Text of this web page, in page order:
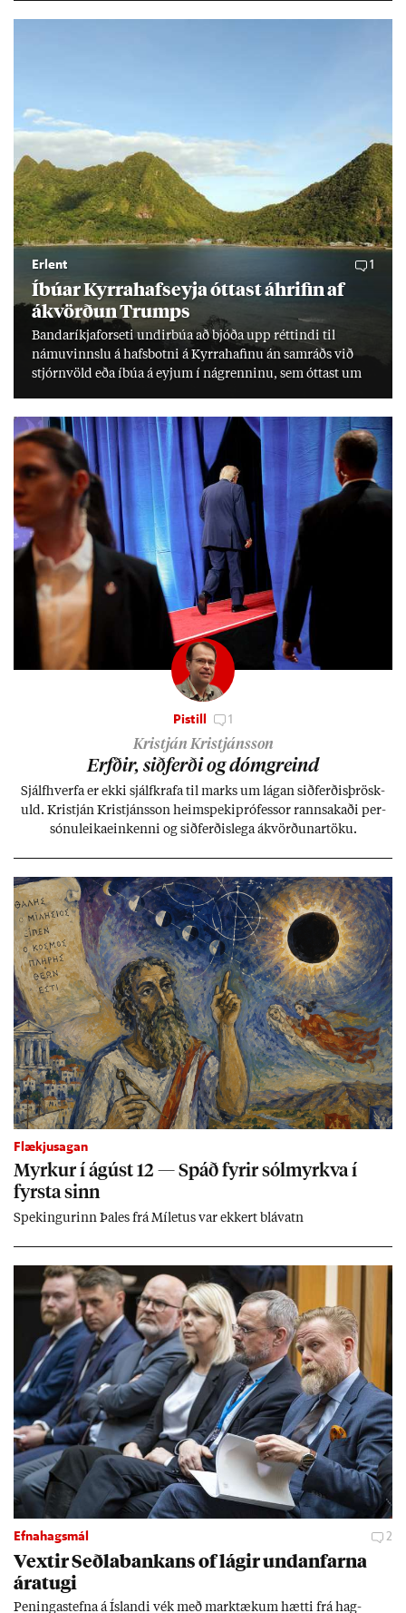
Erlent 1
Íbú­ar Kyrra­hafs­eyja ótt­ast áhrif­in af
ákvörð­un Trumps
Banda­ríkja­for­seti und­ir­búa að bjóða upp rétt­indi til
námu­vinnslu á hafs­botni á Kyrra­haf­inu án sam­ráðs við
stjórn­völd eða íbúa á eyj­um í ná­grenn­inu, sem ótt­ast um
Pistill 1
Kristján Kristjánsson
Erfð­ir, sið­ferði og dómgreind
Sjálf­hverfa er ekki sjálf­krafa til marks um lág­an sið­ferð­is­þrösk­
uld. Kristján Kristjáns­son heim­speki­pró­fess­or rann­sak­aði per­
sónu­leika­ein­kenni og sið­ferð­is­lega ákvörð­un­ar­töku.
Flækjusagan
Myrk­ur í ág­úst 12 — Spáð fyr­ir sól­myrkva í
fyrsta sinn
Spek­ing­ur­inn Þa­les frá Míletus var ekk­ert blá­vatn
Efnahagsmál 2
Vext­ir Seðla­bank­ans of lág­ir und­an­farna
ára­tugi
Pen­inga­stefna á Ís­landi vék með mark­tæk­um hætti frá hag­